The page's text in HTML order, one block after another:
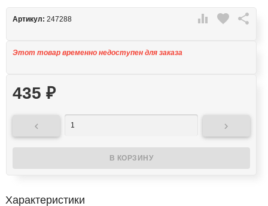
 favorite 
Артикул: 247288
Этот товар временно недоступен для заказа
435 ₽
 
Характеристики